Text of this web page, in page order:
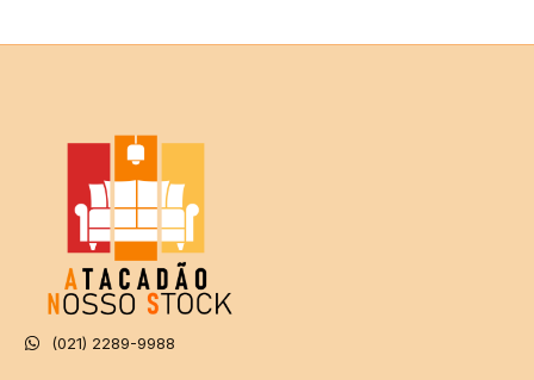
(021) 2289-9988